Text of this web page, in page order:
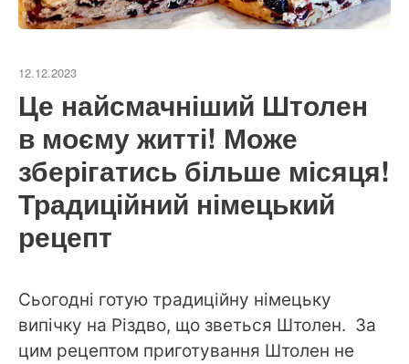
12.12.2023
Це найсмачніший Штолен
в моєму житті! Може
зберігатись більше місяця!
Традиційний німецький
рецепт
Сьогодні готую традиційну німецьку
випічку на Різдво, що зветься Штолен. За
цим рецептом приготування Штолен не